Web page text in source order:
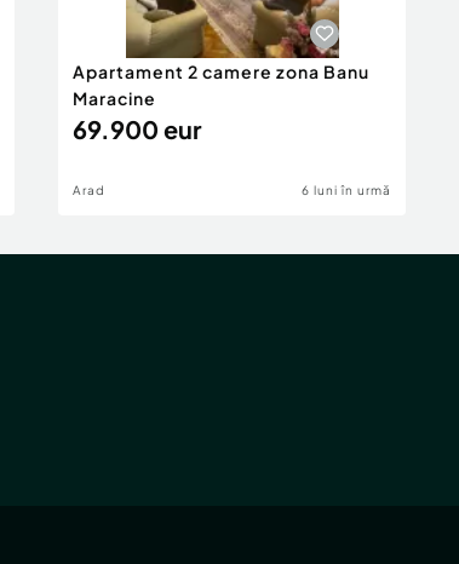
Apartament 2 camere zona Banu
Maracine
69.900 eur
Arad 6 luni în urmă